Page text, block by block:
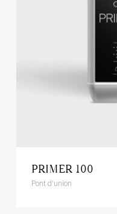
PRIMER 100
Pont d'union